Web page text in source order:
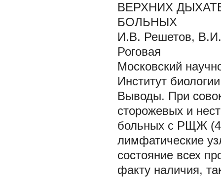
ВЕРХНИХ
БОЛЬНЫХ
И.В. Решетов,
Роговая
Московский
Институт
Выводы. При
сторожевых и
больных с РЩЖ
лимфатические
состояние всех
факту наличия,